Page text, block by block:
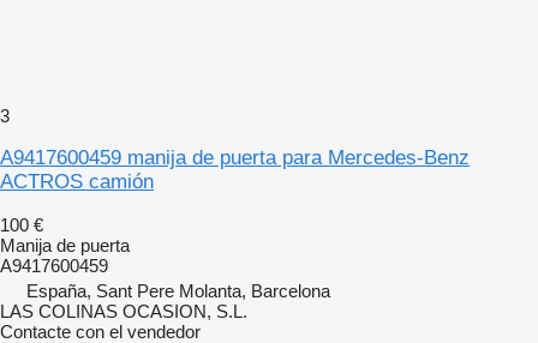
3
A9417600459 manija de puerta para Mercedes-Benz
ACTROS camión
100 €
Manija de puerta
A9417600459
España, Sant Pere Molanta, Barcelona
LAS COLINAS OCASION, S.L.
Contacte con el vendedor